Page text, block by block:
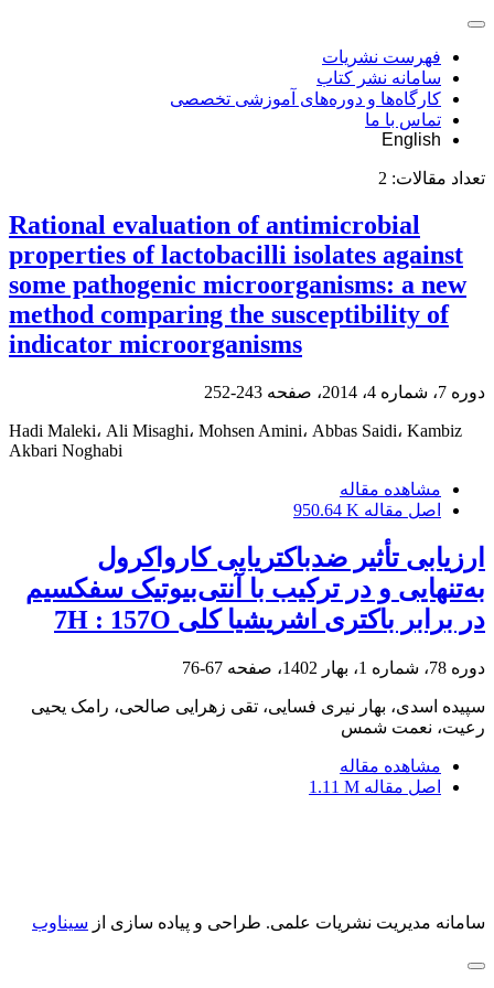
فهرست نشریات
سامانه نشر کتاب
کارگاه‌ها و دوره‌های آموزشی تخصصی
تماس با ما
English
تعداد مقالات: 2
Rational evaluation of antimicrobial
properties of lactobacilli isolates against
some pathogenic microorganisms: a new
method comparing the susceptibility of
indicator microorganisms
دوره 7، شماره 4، 2014، صفحه 243-252
Hadi Maleki، Ali Misaghi، Mohsen Amini، Abbas Saidi، Kambiz
Akbari Noghabi
مشاهده مقاله
اصل مقاله 950.64 K
ارزیابی تأثیر ضدباکتریایی کارواکرول
به‌‌تنهایی و در ترکیب با آنتی‌بیوتیک سفکسیم
در برابر باکتری اشریشیا کلی 7H : 157O
دوره 78، شماره 1، بهار 1402، صفحه 67-76
سپیده اسدی، بهار نیری فسایی، تقی زهرایی صالحی، رامک یحیی
رعیت، نعمت شمس
مشاهده مقاله
اصل مقاله 1.11 M
سامانه مدیریت نشریات علمی. طراحی و پیاده سازی از سیناوب